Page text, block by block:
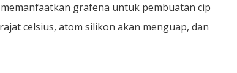
grafena untuk pembuatan cip
celsius, atom silikon akan menguap, dan